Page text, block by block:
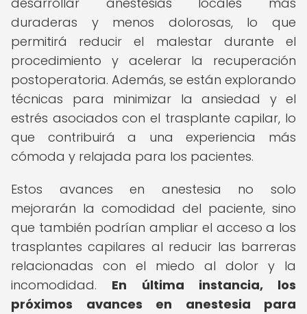
duraderas y menos dolorosas, lo que
permitirá reducir el malestar durante el
procedimiento y acelerar la recuperación
postoperatoria. Además, se están explorando
técnicas para minimizar la ansiedad y el
estrés asociados con el trasplante capilar, lo
que contribuirá a una experiencia más
cómoda y relajada para los pacientes.
Estos avances en anestesia no solo
mejorarán la comodidad del paciente, sino
que también podrían ampliar el acceso a los
trasplantes capilares al reducir las barreras
relacionadas con el miedo al dolor y la
incomodidad. En última instancia, los
próximos avances en anestesia para